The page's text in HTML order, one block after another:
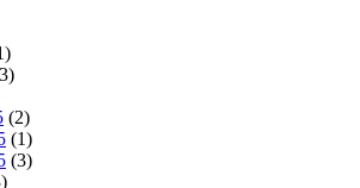
(2)
(1)
(3)